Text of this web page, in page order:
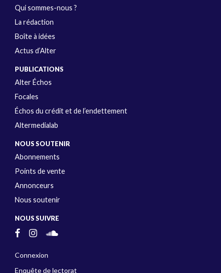
Qui sommes-nous ?
La rédaction
Boîte à idées
Actus d’Alter
PUBLICATIONS
Alter Échos
Focales
Échos du crédit et de l’endettement
Altermedialab
NOUS SOUTENIR
Abonnements
Points de vente
Annonceurs
Nous soutenir
NOUS SUIVRE
Connexion
Enquête de lectorat